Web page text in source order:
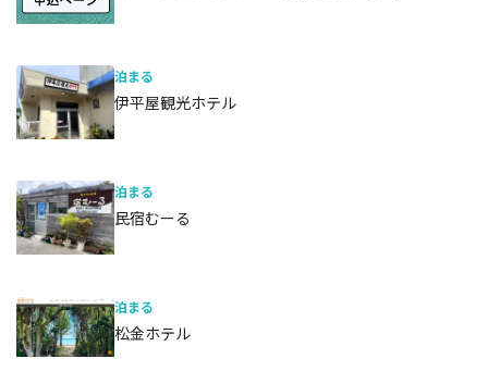
泊まる
伊平屋観光ホテル
泊まる
民宿むーる
泊まる
松金ホテル